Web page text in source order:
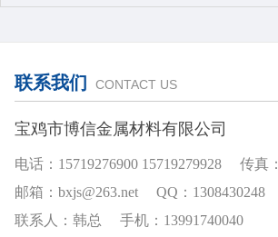
联系我们 CONTACT US
宝鸡市博信金属材料有限公司
电话：15719276900 15719279928 传真：
邮箱：bxjs@263.net QQ：1308430248
联系人：韩总 手机：13991740040